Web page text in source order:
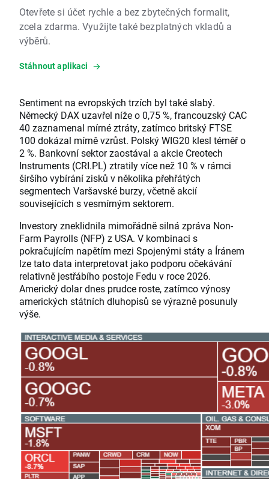
Otevřete si účet rychle a bez zbytečných formalit,
zcela zdarma. Využijte také bezplatných vkladů a
výběrů.
Stáhnout aplikaci
Sentiment na evropských trzích byl také slabý.
Německý DAX uzavřel níže o 0,75 %, francouzský CAC
40 zaznamenal mírné ztráty, zatímco britský FTSE
100 dokázal mírně vzrůst. Polský WIG20 klesl téměř o
2 %. Bankovní sektor zaostával a akcie Creotech
Instruments (CRI.PL) ztratily více než 10 % v rámci
širšího vybírání zisků v několika přehřátých
segmentech Varšavské burzy, včetně akcií
souvisejících s vesmírným sektorem.
Investory zneklidnila mimořádně silná zpráva Non-
Farm Payrolls (NFP) z USA. V kombinaci s
pokračujícím napětím mezi Spojenými státy a Íránem
lze tato data interpretovat jako podporu očekávání
relativně jestřábího postoje Fedu v roce 2026.
Americký dolar dnes prudce roste, zatímco výnosy
amerických státních dluhopisů se výrazně posunuly
výše.